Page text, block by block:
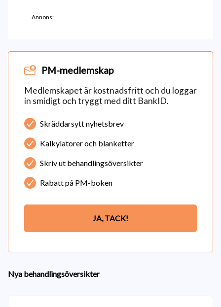
Annons:
PM-medlemskap
Medlemskapet är kostnadsfritt och du loggar
in smidigt och tryggt med ditt BankID.
Skräddarsytt nyhetsbrev
Kalkylatorer och blanketter
Skriv ut behandlingsöversikter
Rabatt på PM-boken
JA, TACK!
Nya behandlingsöversikter